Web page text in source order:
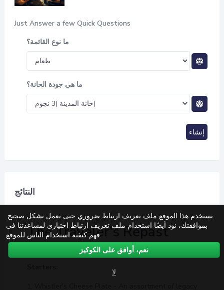
Just Answer a few Quick Questions
ما نوع القائمة؟
ما هي جودة الحانة؟
إنشاء
النتائج
The Traveler's Repast
Tavern Menu
يستخدم هذا الموقع ملف تعريف ارتباط ضروري حتى يعمل بشكل صحيح.
بموافقتك، نود أيضًا استخدام ملف تعريف ارتباط اختياري لمساعدتنا في
فهم كيفية استخدام الناس للموقع.
نعم، أوافق على الكوكيز
لا